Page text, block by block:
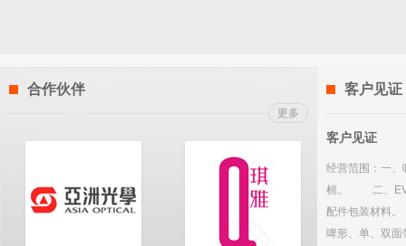
更多
合作伙伴 客户见证
客户见证
经营范围：一、
棉。 二、EVA
配件包装材料
啤形、单、双